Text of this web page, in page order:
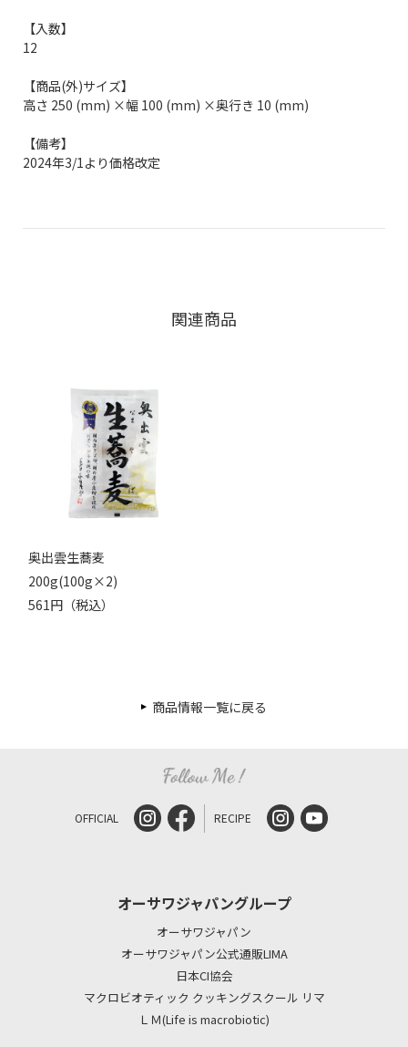
【入数】
12
【商品(外)サイズ】
高さ 250 (mm) ×幅 100 (mm) ×奥行き 10 (mm)
【備考】
2024年3/1より価格改定
関連商品
奥出雲生蕎麦
200g(100g×2)
561円（税込）
商品情報一覧に戻る
OFFICIAL RECIPE
オーサワジャパングループ
オーサワジャパン
オーサワジャパン公式通販LIMA
日本CI協会
マクロビオティック クッキングスクール リマ
ＬＭ(Life is macrobiotic)